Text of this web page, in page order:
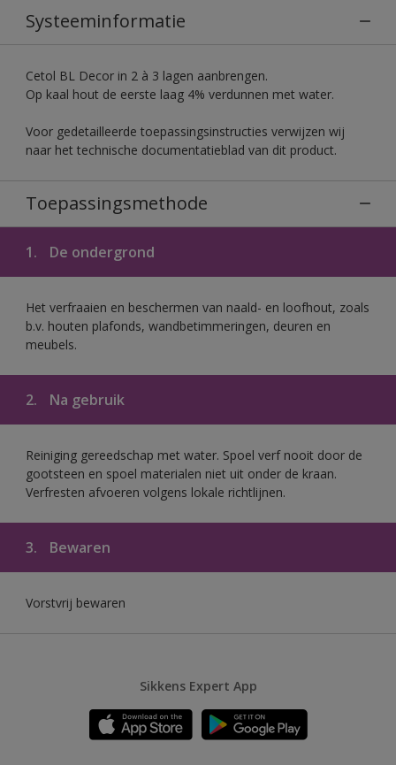
Systeeminformatie
Cetol BL Decor in 2 à 3 lagen aanbrengen.
Op kaal hout de eerste laag 4% verdunnen met water.
Voor gedetailleerde toepassingsinstructies verwijzen wij
naar het technische documentatieblad van dit product.
Toepassingsmethode
1. De ondergrond
Het verfraaien en beschermen van naald- en loofhout, zoals
b.v. houten plafonds, wandbetimmeringen, deuren en
meubels.
2. Na gebruik
Reiniging gereedschap met water. Spoel verf nooit door de
gootsteen en spoel materialen niet uit onder de kraan.
Verfresten afvoeren volgens lokale richtlijnen.
3. Bewaren
Vorstvrij bewaren
Sikkens Expert App